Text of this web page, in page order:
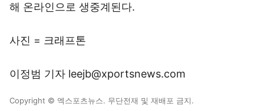
해 온라인으로 생중계된다.
사진 = 크래프톤
이정범 기자 leejb@xportsnews.com
Copyright © 엑스포츠뉴스. 무단전재 및 재배포 금지.